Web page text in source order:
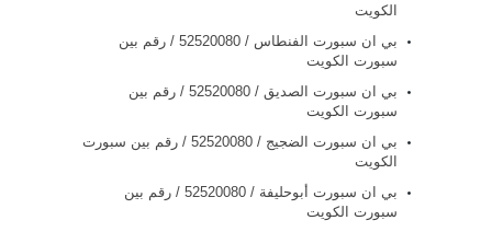
الكويت
بي ان سبورت الفنطاس / 52520080 / رقم بين
سبورت الكويت
بي ان سبورت الصديق / 52520080 / رقم بين
سبورت الكويت
بي ان سبورت الضجيج / 52520080 / رقم بين سبورت
الكويت
بي ان سبورت أبوحليفة / 52520080 / رقم بين
سبورت الكويت